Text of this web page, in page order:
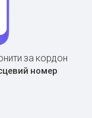
за кордон
номер